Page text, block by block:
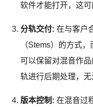
软件才能打开，这可
分轨交付: 在与客户
（Stems）的方式
可以保留对混音作
轨进行后期处理，无
版本控制: 在混音过